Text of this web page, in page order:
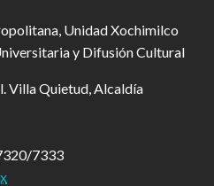
Unidad Xochimilco
y Difusión Cultural
Villa Quietud, Alcaldía
7333